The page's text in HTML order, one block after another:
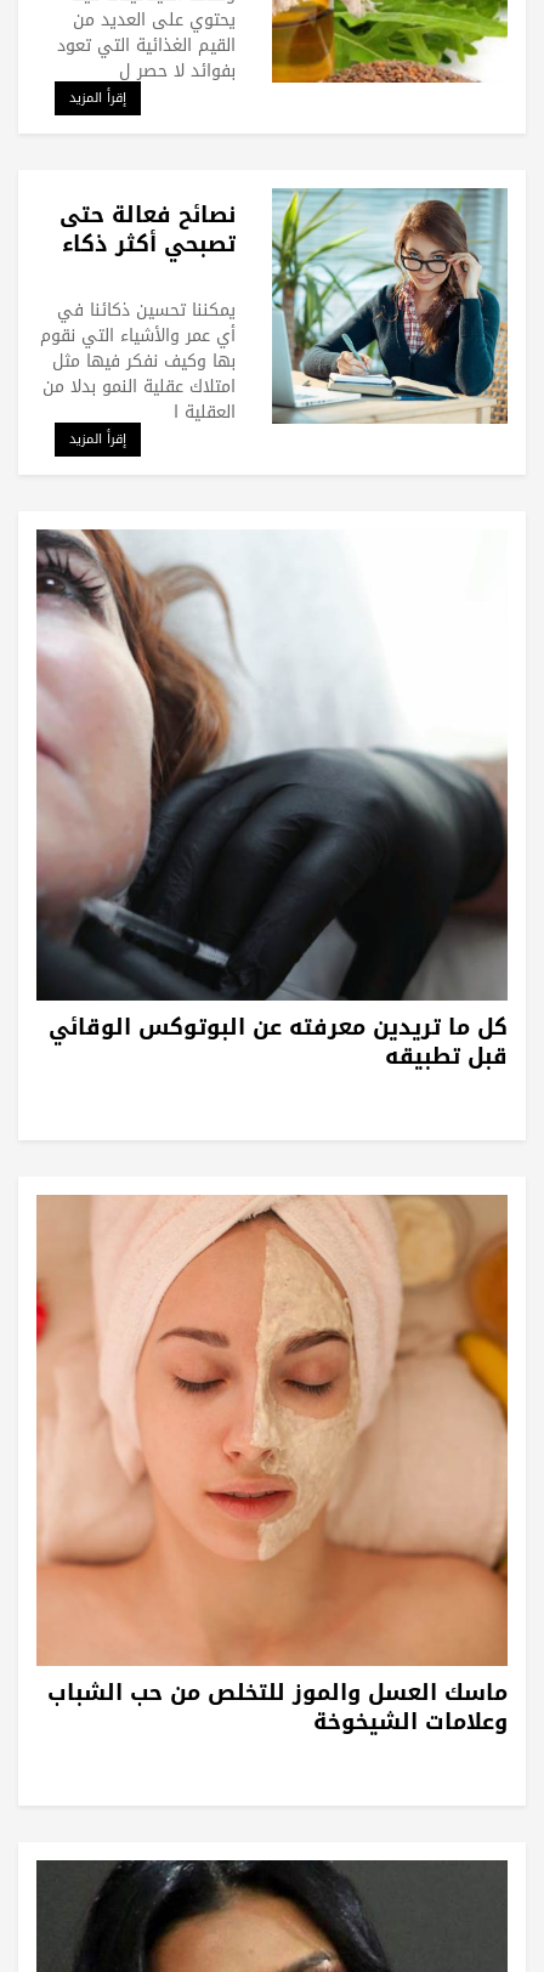
يحتوي على العديد من
القيم الغذائية التي تعود
بفوائد لا حصر ل
إقرأ المزيد
نصائح فعالة حتى
تصبحي أكثر ذكاء
يمكننا تحسين ذكائنا في
أي عمر والأشياء التي نقوم
بها وكيف نفكر فيها مثل
امتلاك عقلية النمو بدلا من
العقلية ا
إقرأ المزيد
كل ما تريدين معرفته عن البوتوكس الوقائي
قبل تطبيقه
ماسك العسل والموز للتخلص من حب الشباب
وعلامات الشيخوخة